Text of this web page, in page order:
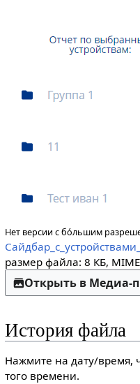
Нет версии с бо́льшим
размер файла: 8 КБ,
Открыть в Медиа-
История файла
Нажмите на дату/время,
того времени.